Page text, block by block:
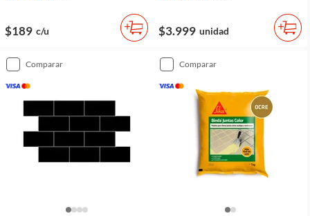
$189 c/u $3.999 unidad
comparar comparar